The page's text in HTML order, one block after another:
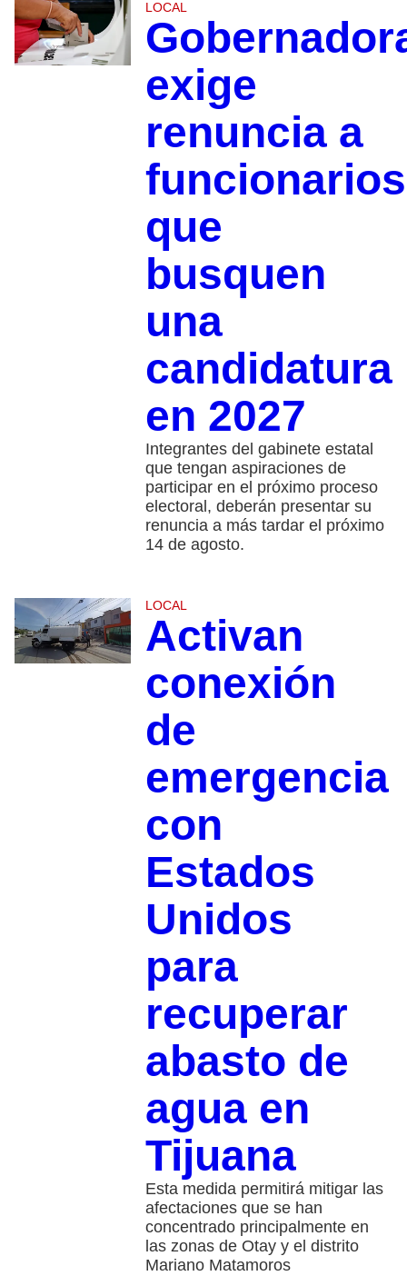
LOCAL
exige
renuncia a
funcionarios
que
busquen
una
candidatura
en 2027
Integrantes del gabinete estatal
que tengan aspiraciones de
participar en el próximo proceso
electoral, deberán presentar su
renuncia a más tardar el próximo
14 de agosto.
LOCAL
Activan
conexión
de
emergencia
con
Estados
Unidos
para
recuperar
abasto de
agua en
Tijuana
Esta medida permitirá mitigar las
afectaciones que se han
concentrado principalmente en
las zonas de Otay y el distrito
Mariano Matamoros